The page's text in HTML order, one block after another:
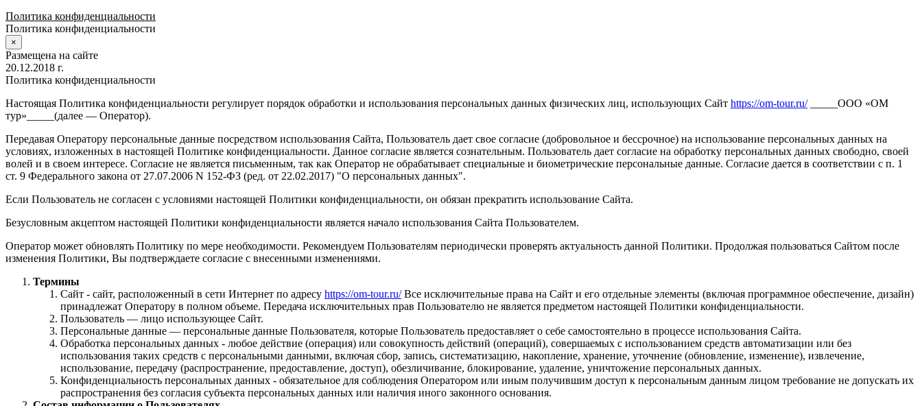
Политика конфиденциальности
Политика конфиденциальности
×
Размещена на сайте
20.12.2018 г.
Политика конфиденциальности
Настоящая Политика конфиденциальности регулирует порядок обработки и использования персональных данных физических лиц, использующих Сайт https://om-tour.ru/_____ООО «ОМ
тур»_____(далее — Оператор).
Передавая Оператору персональные данные посредством использования Сайта, Пользователь дает свое согласие (добровольное и бессрочное) на использование персональных данных на
условиях, изложенных в настоящей Политике конфиденциальности. Данное согласие является сознательным. Пользователь дает согласие на обработку персональных данных свободно, своей
волей и в своем интересе. Согласие не является письменным, так как Оператор не обрабатывает специальные и биометрические персональные данные. Согласие дается в соответствии с п. 1
ст. 9 Федерального закона от 27.07.2006 N 152-ФЗ (ред. от 22.02.2017) "О персональных данных".
Если Пользователь не согласен с условиями настоящей Политики конфиденциальности, он обязан прекратить использование Сайта.
Безусловным акцептом настоящей Политики конфиденциальности является начало использования Сайта Пользователем.
Оператор может обновлять Политику по мере необходимости. Рекомендуем Пользователям периодически проверять актуальность данной Политики. Продолжая пользоваться Сайтом после
изменения Политики, Вы подтверждаете согласие с внесенными изменениями.
Термины
Сайт - сайт, расположенный в сети Интернет по адресу https://om-tour.ru/Все исключительные права на Сайт и его отдельные элементы (включая программное обеспечение, дизайн)
принадлежат Оператору в полном объеме. Передача исключительных прав Пользователю не является предметом настоящей Политики конфиденциальности.
Пользователь — лицо использующее Сайт.
Персональные данные — персональные данные Пользователя, которые Пользователь предоставляет о себе самостоятельно в процессе использования Сайта.
Обработка персональных данных - любое действие (операция) или совокупность действий (операций), совершаемых с использованием средств автоматизации или без
использования таких средств с персональными данными, включая сбор, запись, систематизацию, накопление, хранение, уточнение (обновление, изменение), извлечение,
использование, передачу (распространение, предоставление, доступ), обезличивание, блокирование, удаление, уничтожение персональных данных.
Конфиденциальность персональных данных - обязательное для соблюдения Оператором или иным получившим доступ к персональным данным лицом требование не допускать их
распространения без согласия субъекта персональных данных или наличия иного законного основания.